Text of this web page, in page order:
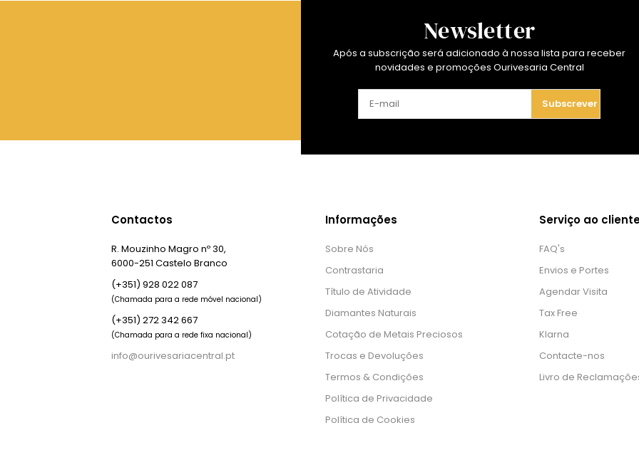
Newsletter
Após a subscrição será adicionado à nossa lista para receber
novidades e promoções Ourivesaria Central
Subscrever
Contactos
R. Mouzinho Magro nº 30,
6000-251 Castelo Branco
(+351) 928 022 087
(Chamada para a rede móvel nacional)
(+351) 272 342 667
(Chamada para a rede fixa nacional)
info@ourivesariacentral.pt
Informações
Sobre Nós
Contrastaria
Título de Atividade
Diamantes Naturais
Cotação de Metais Preciosos
Trocas e Devoluções
Termos & Condições
Política de Privacidade
Política de Cookies
Serviço ao
FAQ's
Envios e Portes
Agendar Visita
Tax Free
Klarna
Contacte-nos
Livro de